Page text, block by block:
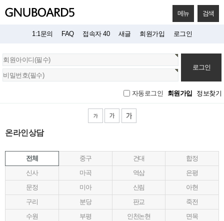
메뉴 검색
1:1문의 FAQ 접속자 40 새글 회원가입 로그인
회
원
로
자동로그인 회원가입 정보찾기
온라인상담
전체 중구 건대
합정
신사
마곡 역삼
은평
문정
미아 신림
아현
구리
분당 판교
죽전
수원
부평 인천논현 면목